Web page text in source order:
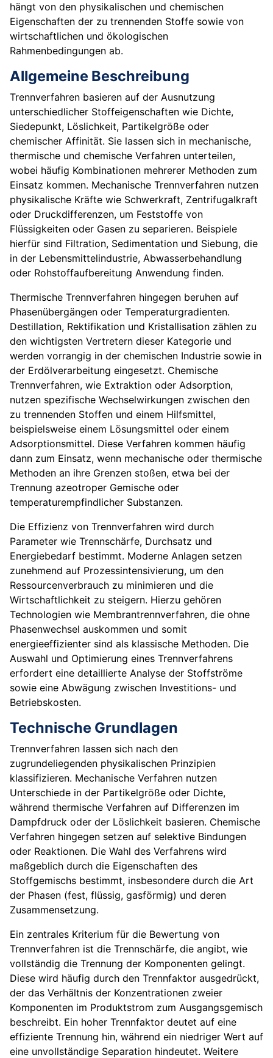
hängt von den physikalischen und chemischen
Eigenschaften der zu trennenden Stoffe sowie von
wirtschaftlichen und ökologischen
Rahmenbedingungen ab.
Allgemeine Beschreibung
Trennverfahren basieren auf der Ausnutzung
unterschiedlicher Stoffeigenschaften wie Dichte,
Siedepunkt, Löslichkeit, Partikelgröße oder
chemischer Affinität. Sie lassen sich in mechanische,
thermische und chemische Verfahren unterteilen,
wobei häufig Kombinationen mehrerer Methoden zum
Einsatz kommen. Mechanische Trennverfahren nutzen
physikalische Kräfte wie Schwerkraft, Zentrifugalkraft
oder Druckdifferenzen, um Feststoffe von
Flüssigkeiten oder Gasen zu separieren. Beispiele
hierfür sind Filtration, Sedimentation und Siebung, die
in der Lebensmittelindustrie, Abwasserbehandlung
oder Rohstoffaufbereitung Anwendung finden.
Thermische Trennverfahren hingegen beruhen auf
Phasenübergängen oder Temperaturgradienten.
Destillation, Rektifikation und Kristallisation zählen zu
den wichtigsten Vertretern dieser Kategorie und
werden vorrangig in der chemischen Industrie sowie in
der Erdölverarbeitung eingesetzt. Chemische
Trennverfahren, wie Extraktion oder Adsorption,
nutzen spezifische Wechselwirkungen zwischen den
zu trennenden Stoffen und einem Hilfsmittel,
beispielsweise einem Lösungsmittel oder einem
Adsorptionsmittel. Diese Verfahren kommen häufig
dann zum Einsatz, wenn mechanische oder thermische
Methoden an ihre Grenzen stoßen, etwa bei der
Trennung azeotroper Gemische oder
temperaturempfindlicher Substanzen.
Die Effizienz von Trennverfahren wird durch
Parameter wie Trennschärfe, Durchsatz und
Energiebedarf bestimmt. Moderne Anlagen setzen
zunehmend auf Prozessintensivierung, um den
Ressourcenverbrauch zu minimieren und die
Wirtschaftlichkeit zu steigern. Hierzu gehören
Technologien wie Membrantrennverfahren, die ohne
Phasenwechsel auskommen und somit
energieeffizienter sind als klassische Methoden. Die
Auswahl und Optimierung eines Trennverfahrens
erfordert eine detaillierte Analyse der Stoffströme
sowie eine Abwägung zwischen Investitions- und
Betriebskosten.
Technische Grundlagen
Trennverfahren lassen sich nach den
zugrundeliegenden physikalischen Prinzipien
klassifizieren. Mechanische Verfahren nutzen
Unterschiede in der Partikelgröße oder Dichte,
während thermische Verfahren auf Differenzen im
Dampfdruck oder der Löslichkeit basieren. Chemische
Verfahren hingegen setzen auf selektive Bindungen
oder Reaktionen. Die Wahl des Verfahrens wird
maßgeblich durch die Eigenschaften des
Stoffgemischs bestimmt, insbesondere durch die Art
der Phasen (fest, flüssig, gasförmig) und deren
Zusammensetzung.
Ein zentrales Kriterium für die Bewertung von
Trennverfahren ist die Trennschärfe, die angibt, wie
vollständig die Trennung der Komponenten gelingt.
Diese wird häufig durch den Trennfaktor ausgedrückt,
der das Verhältnis der Konzentrationen zweier
Komponenten im Produktstrom zum Ausgangsgemisch
beschreibt. Ein hoher Trennfaktor deutet auf eine
effiziente Trennung hin, während ein niedriger Wert auf
eine unvollständige Separation hindeutet. Weitere